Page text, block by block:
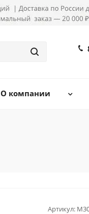
О компании
Артикул: